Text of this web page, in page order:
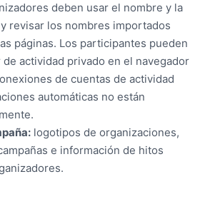
deben usar el nombre y la
revisar los nombres importados
páginas. Los participantes pueden
actividad privado en el navegador
de cuentas de actividad
automáticas no están
logotipos de organizaciones,
e información de hitos